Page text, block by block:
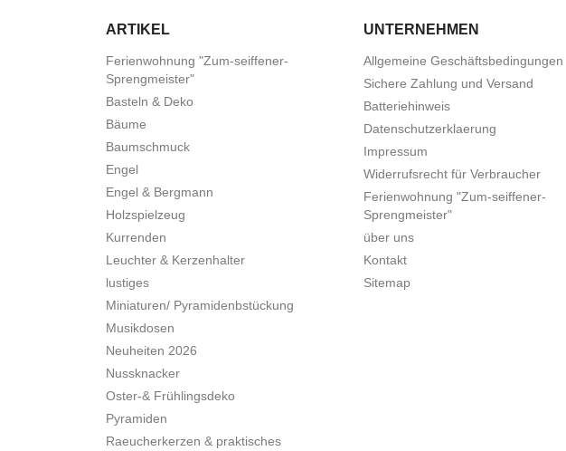
ARTIKEL
Ferienwohnung "Zum-seiffener-
Sprengmeister"
Basteln & Deko
Bäume
Baumschmuck
Engel
Engel & Bergmann
Holzspielzeug
Kurrenden
Leuchter & Kerzenhalter
lustiges
Miniaturen/ Pyramidenbstückung
Musikdosen
Neuheiten 2026
Nussknacker
Oster-& Frühlingsdeko
Pyramiden
Raeucherkerzen & praktisches
UNTERNEHMEN
Allgemeine Geschäftsbedingungen
Sichere Zahlung und Versand
Batteriehinweis
Datenschutzerklaerung
Impressum
Widerrufsrecht für Verbraucher
Ferienwohnung "Zum-seiffener-
Sprengmeister"
über uns
Kontakt
Sitemap